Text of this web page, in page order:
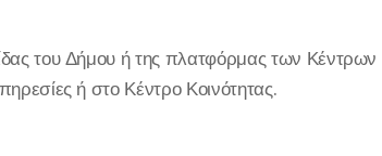
του Δήμου ή της πλατφόρμας των Κέντρων
ή στο Κέντρο Κοινότητας.